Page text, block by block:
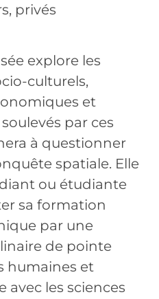
privés
explore les
culturels,
et
par ces
à questionner
spatiale. Elle
ou étudiante
sa formation
par une
de pointe
humaines et
avec les sciences